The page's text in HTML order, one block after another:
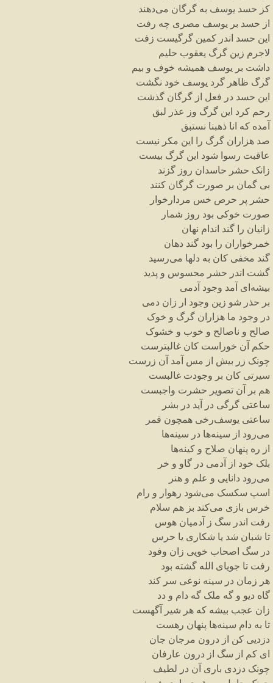
کز حسد یوسف به گرگان میدهند
از حسد بر یوسف مصری چه رفت
این حسد اندر کمین گرگیست زفت
لاجرم زین گرگ یعقوب حلیم
داشت بر یوسف همیشه خوف و بیم
گرگ ظاهر گرد یوسف خود نگشت
این حسد در فعل از گرگان گذشت
رحم کرد این گرگ وز عذر لبق
آمده که انا ذهبنا نستبق
صد هزاران گرگ را این مکر نیست
عاقبت رسوا شود این گرگ بیست
زانک حشر حاسدان روز گزند
بی گمان بر صورت گرگان کنند
حشر پر حرص خس مردارخوار
صورت خوکی بود روز شمار
زانیان را گند اندام نهان
خمرخواران را بود گند دهان
گند مخفی کان به دلها میرسید
گشت اندر حشر محسوس و پدید
بیشه ای آمد وجود آدمی
بر حذر شو زین وجود ار زان دمی
در وجود ما هزاران گرگ و خوک
صالح و ناصالح و خوب و خشوک
حکم
آن خوراست کان غالبترست
چونک زر بیش از مس آمد آن زرست
سیرتی کان بر وجودت غالبست
هم بر آن تصویر حشرت واجبست
ساعتی گرگی در آید در بشر
ساعتی یوسفرخی همچون قمر
میرود از سینهها در سینهها
از ره پنهان صلاح و کینهها
بلک خود از آدمی در گاو و خر
میرود دانایی و علم و هنر
اسپ سکسک میشود رهوار و رام
خرس بازی میکند بز هم سلام
رفت اندر سگ ز آدمیان هوس
تا شبان شد یا شکاری یا حرس
در سگ اصحاب خویی زان وفود
رفت تا جویای الله گشته بود
هر زمان در سینه نوعی سر کند
گاه دیو و گه ملک گه دام و دد
زان عجب بیشه که هر شیر
آگهست
تا به دام سینهها پنهان رهست
دزدیی کن از درون مرجان جان
ای کم از سگ از درون عارفان
چونک دزدی باری آن در لطیف